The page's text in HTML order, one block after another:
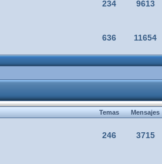
234 9613
636 11654
Temas
246 3715